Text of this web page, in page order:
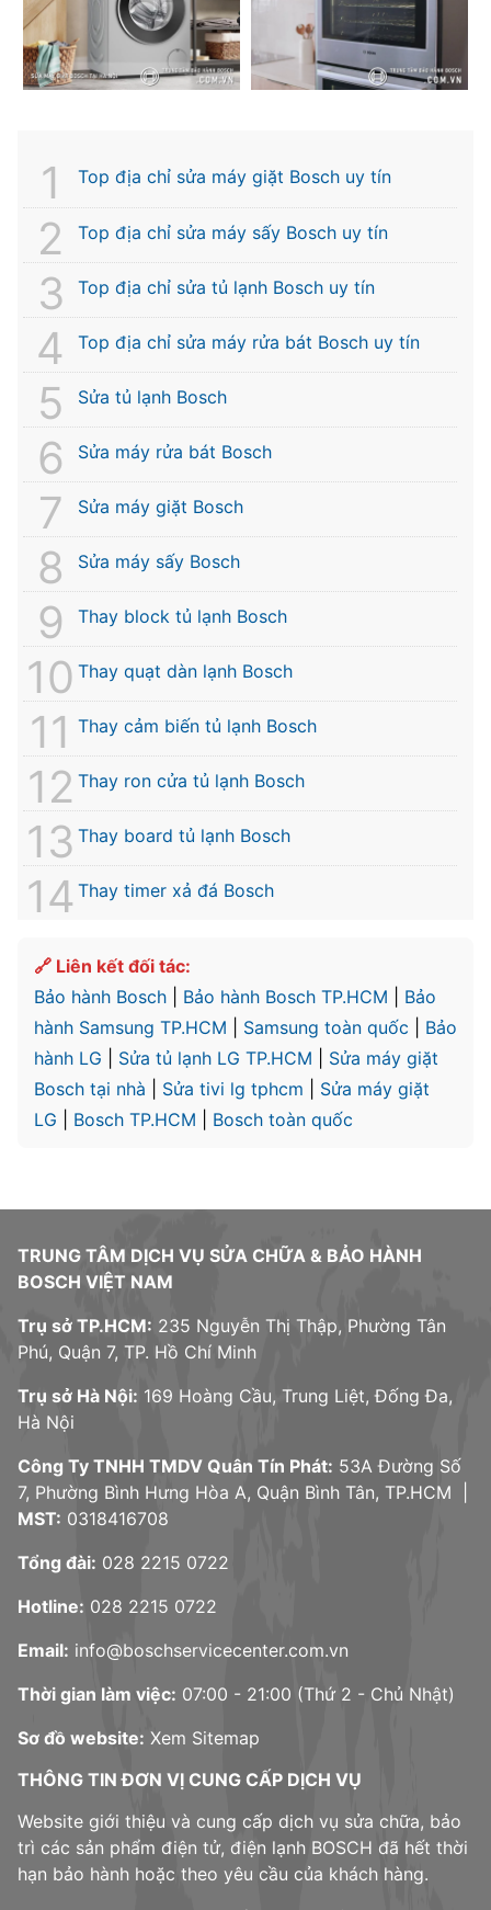
Top địa chỉ sửa máy giặt Bosch uy tín
Top địa chỉ sửa máy sấy Bosch uy tín
Top địa chỉ sửa tủ lạnh Bosch uy tín
Top địa chỉ sửa máy rửa bát Bosch uy tín
Sửa tủ lạnh Bosch
Sửa máy rửa bát Bosch
Sửa máy giặt Bosch
Sửa máy sấy Bosch
Thay block tủ lạnh Bosch
Thay quạt dàn lạnh Bosch
Thay cảm biến tủ lạnh Bosch
Thay ron cửa tủ lạnh Bosch
Thay board tủ lạnh Bosch
Thay timer xả đá Bosch
🔗 Liên kết đối tác:
Bảo hành Bosch
Bảo hành Bosch TP.HCM
Bảo
hành Samsung TP.HCM
Samsung toàn quốc
Bảo
hành LG
Sửa tủ lạnh LG TP.HCM
Sửa máy giặt
Bosch tại nhà
Sửa tivi lg tphcm
Sửa máy giặt
LG
Bosch TP.HCM Bosch toàn quốc
TRUNG TÂM DỊCH VỤ SỬA CHỮA & BẢO HÀNH
BOSCH VIỆT NAM
Trụ sở TP.HCM: 235 Nguyễn Thị Thập, Phường Tân
Phú, Quận 7, TP. Hồ Chí Minh
Trụ sở Hà Nội: 169 Hoàng Cầu, Trung Liệt, Đống Đa,
Hà Nội
Công Ty TNHH TMDV Quân Tín Phát: 53A Đường Số
7, Phường Bình Hưng Hòa A, Quận Bình Tân, TP.HCM |
MST: 0318416708
Tổng đài: 028 2215 0722
Hotline: 028 2215 0722
Email: info@boschservicecenter.com.vn
Thời gian làm việc: 07:00 - 21:00 (Thứ 2 - Chủ Nhật)
Sơ đồ website: Xem Sitemap
THÔNG TIN ĐƠN VỊ CUNG CẤP DỊCH VỤ
Website giới thiệu và cung cấp dịch vụ sửa chữa, bảo
trì các sản phẩm điện tử, điện lạnh BOSCH đã hết thời
hạn bảo hành hoặc theo yêu cầu của khách hàng.